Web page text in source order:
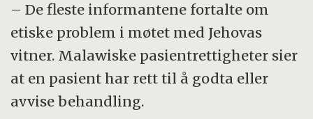
– De fleste informantene fortalte om
etiske problem i møtet med Jehovas
vitner. Malawiske pasientrettigheter sier
at en pasient har rett til å godta eller
avvise behandling.